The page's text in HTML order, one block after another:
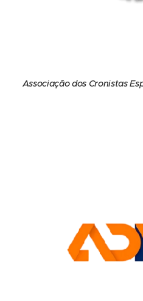
Associação dos Cronistas